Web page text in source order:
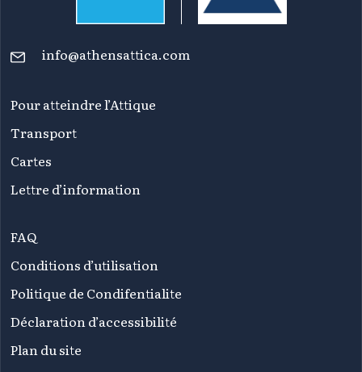
info@athensattica.com
Pour atteindre l’Attique
Transport
Cartes
Lettre d’information
FAQ
Conditions d’utilisation
Politique de Condifentialite
Déclaration d’accessibilité
Plan du site